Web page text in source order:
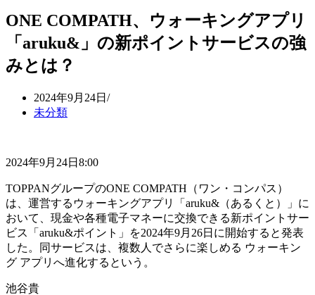
ONE COMPATH、ウォーキングアプリ
「aruku&」の新ポイントサービスの強
みとは？
2024年9月24日
未分類
2024年9月24日8:00
TOPPANグループのONE COMPATH（ワン・コンパス）
は、運営するウォーキングアプリ「aruku&（あるくと）」に
おいて、現金や各種電子マネーに交換できる新ポイントサー
ビス「aruku&ポイント」を2024年9月26日に開始すると発表
した。同サービスは、複数人でさらに楽しめる ウォーキン
グ アプリへ進化するという。
池谷貴